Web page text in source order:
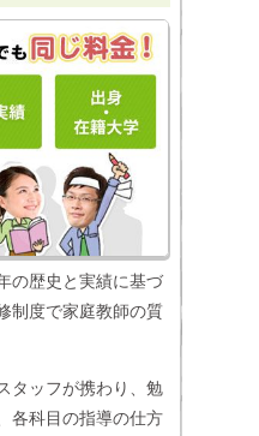
の歴史と実績に基づ
制度で家庭教師の質
タッフが携わり、勉
各科目の指導の仕方